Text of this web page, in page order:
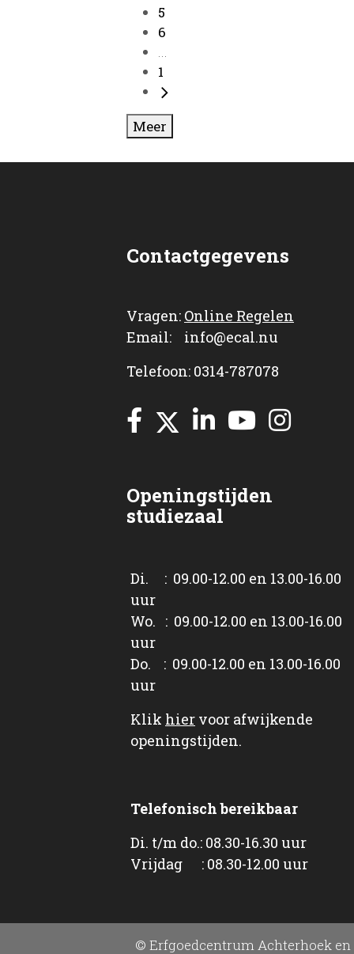
5
6
...
1
Meer
Contactgegevens
Vragen: Online Regelen
Email: info@ecal.nu
Telefoon: 0314-787078
Openingstijden
studiezaal
Di. : 09.00-12.00 en 13.00-16.00
uur
Wo. : 09.00-12.00 en 13.00-16.00
uur
Do. : 09.00-12.00 en 13.00-16.00
uur
Klik hier voor afwijkende
openingstijden.
Telefonisch bereikbaar
Di. t/m do.: 08.30-16.30 uur
Vrijdag : 08.30-12.00 uur
© Erfgoedcentrum Achterhoek en